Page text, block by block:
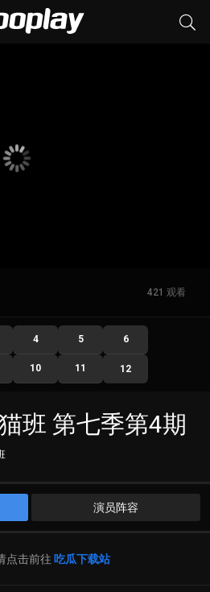
421 观看
4 5 6
10 11 12
班 第七季第4期
演员阵容
点击前往 吃瓜下载站